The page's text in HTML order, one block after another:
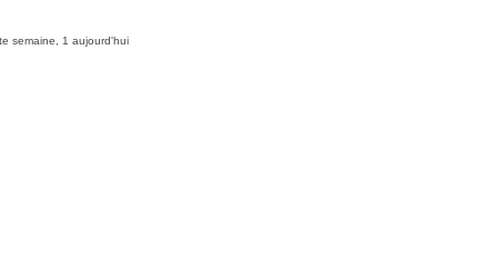
semaine, 1 aujourd'hui